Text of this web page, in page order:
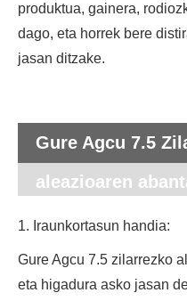
produktua, gainera,
dago, eta horrek bere
jasan ditzake.
Gure Agcu 7.5
aleazioaren
1. Iraunkortasun handia:
Gure Agcu 7.5 zilarrezko
eta higadura asko jasan